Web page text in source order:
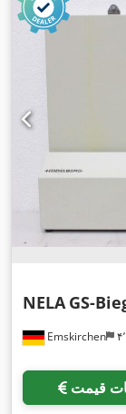
Emskirchen
NELA GS-
قیمت